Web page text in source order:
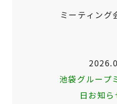
ミーティング
池袋グループ
日お知ら